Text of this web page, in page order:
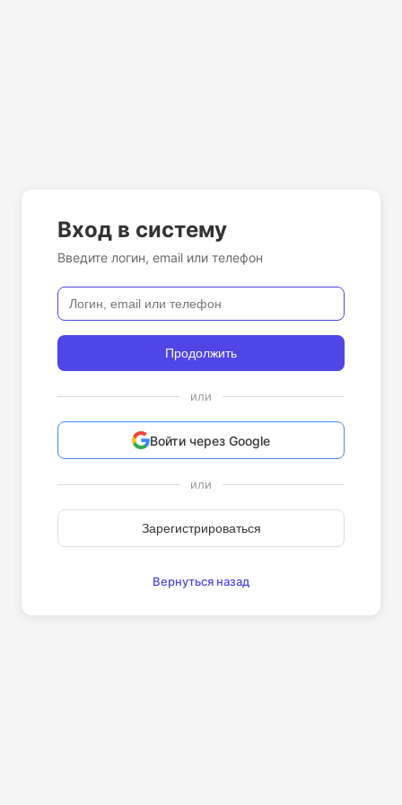
Вход в систему
Введите логин, email или телефон
Продолжить
или
Войти через Google
или
Зарегистрироваться
Вернуться назад